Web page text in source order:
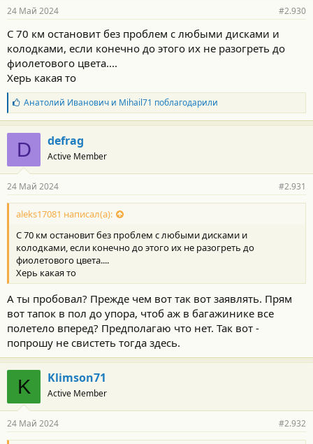
24 Май 2024 #2.930
С 70 км остановит без проблем с любыми дисками и
колодками, если конечно до этого их не разогреть до
фиолетового цвета....
Херь какая то
Б
л
а
г
о
д
а
н
о
с
и
:
Анатолий Ивановичи Mihail71 поблагодарили
D defrag
Active Member
24 Май 2024 #2.931
aleks17081 написал(а):
С 70 км остановит без проблем с любыми дисками и
колодками, если конечно до этого их не разогреть до
фиолетового цвета....
Херь какая то
А ты пробовал? Прежде чем вот так вот заявлять. Прям
вот тапок в пол до упора, чтоб аж в багажинике все
полетело вперед? Предполагаю что нет. Так вот -
попрошу не свистеть тогда здесь.
K Klimson71
Active Member
24 Май 2024 #2.932